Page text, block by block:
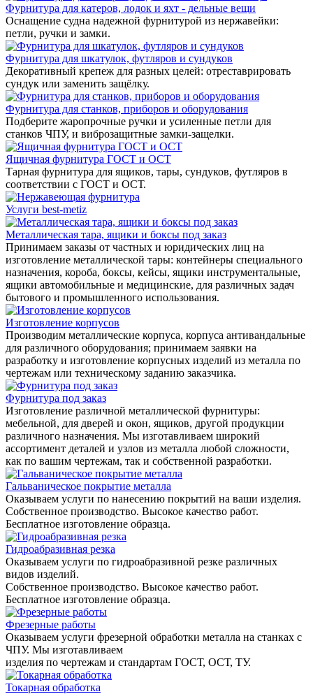
Фурнитура для катеров, лодок и яхт - дельные вещи
Оснащение судна надежной фурнитурой из нержавейки:
петли, ручки и замки.
Фурнитура для шкатулок, футляров и сундуков
Декоративный крепеж для разных целей: отреставрировать
сундук или заменить защёлку.
Фурнитура для станков, приборов и оборудования
Подберите жаропрочные ручки и усиленные петли для
станков ЧПУ, и виброзащитные замки-защелки.
Ящичная фурнитура ГОСТ и ОСТ
Тарная фурнитура для ящиков, тары, сундуков, футляров в
соответствии с ГОСТ и ОСТ.
Услуги best-metiz
Металлическая тара, ящики и боксы под заказ
Принимаем заказы от частных и юридических лиц на
изготовление металлической тары: контейнеры специального
назначения, короба, боксы, кейсы, ящики инструментальные,
ящики автомобильные и медицинские, для различных задач
бытового и промышленного использования.
Изготовление корпусов
Производим металлические корпуса, корпуса антивандальные
для различного оборудования; принимаем заявки на
разработку и изготовление корпусных изделий из металла по
чертежам или техническому заданию заказчика.
Фурнитура под заказ
Изготовление различной металлической фурнитуры:
мебельной, для дверей и окон, ящиков, другой продукции
различного назначения. Мы изготавливаем широкий
ассортимент деталей и узлов из металла любой сложности,
как по вашим чертежам, так и собственной разработки.
Гальваническое покрытие металла
Оказываем услуги по нанесению покрытий на ваши изделия.
Собственное производство. Высокое качество работ.
Бесплатное изготовление образца.
Гидроабразивная резка
Оказываем услуги по гидроабразивной резке различных
видов изделий.
Собственное производство. Высокое качество работ.
Бесплатное изготовление образца.
Фрезерные работы
Оказываем услуги фрезерной обработки металла на станках с
ЧПУ. Мы изготавливаем
изделия по чертежам и стандартам ГОСТ, ОСТ, ТУ.
Токарная обработка